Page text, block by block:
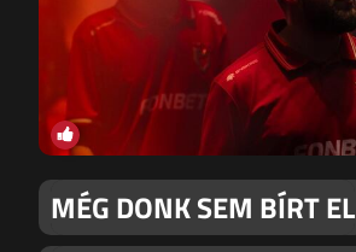
MÉG DONK SEM BÍRT EL